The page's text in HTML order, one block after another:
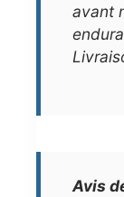
avant
Avis